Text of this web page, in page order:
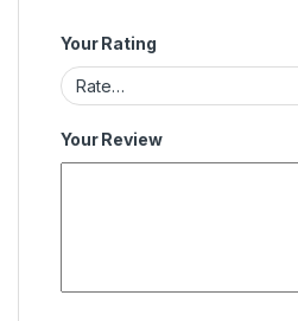
Your Rating
Your Review